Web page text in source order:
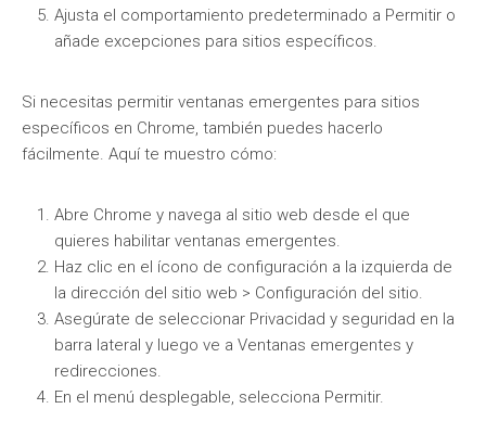
Ajusta el comportamiento predeterminado a Permitir o
añade excepciones para sitios específicos.
Si necesitas permitir ventanas emergentes para sitios
específicos en Chrome, también puedes hacerlo
fácilmente. Aquí te muestro cómo:
Abre Chrome y navega al sitio web desde el que
quieres habilitar ventanas emergentes.
Haz clic en el ícono de configuración a la izquierda de
la dirección del sitio web > Configuración del sitio.
Asegúrate de seleccionar Privacidad y seguridad en la
barra lateral y luego ve a Ventanas emergentes y
redirecciones.
En el menú desplegable, selecciona Permitir.